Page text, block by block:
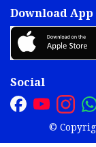
Download App
Social
©